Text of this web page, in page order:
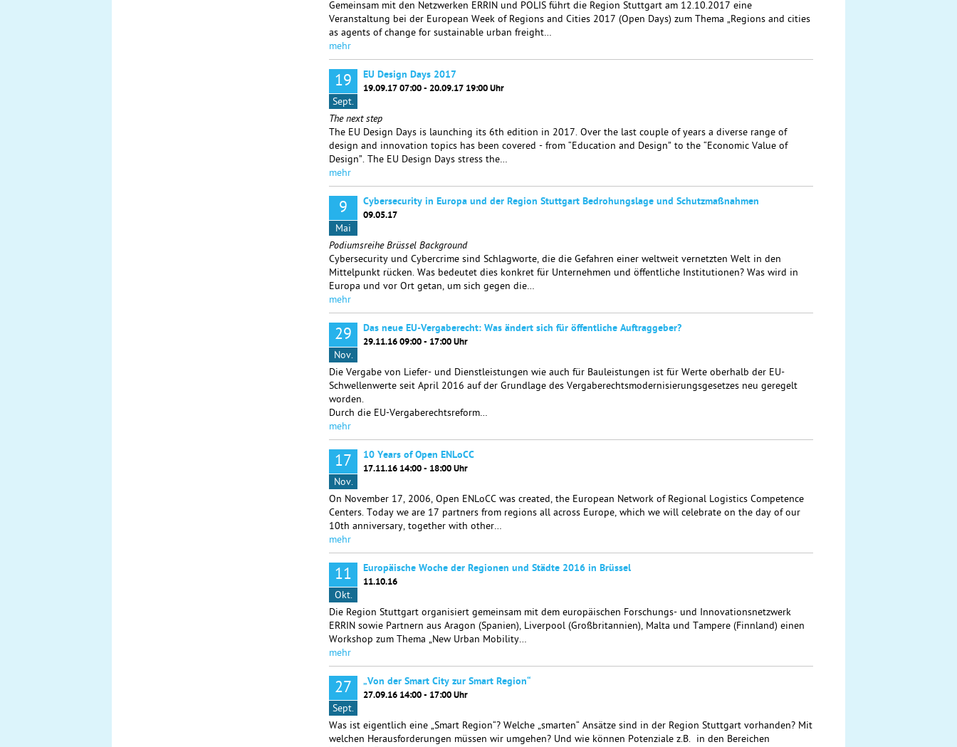
Gemeinsam mit den Netzwerken ERRIN und POLIS führt die Region Stuttgart am 12.10.2017 eine
Veranstaltung bei der European Week of Regions and Cities 2017 (Open Days) zum Thema „Regions and cities
as agents of change for sustainable urban freight…
mehr
19
Sept.
EU Design Days 2017
19.09.17 07:00 - 20.09.17 19:00 Uhr
The next step
The EU Design Days is launching its 6th edition in 2017. Over the last couple of years a diverse range of
design and innovation topics has been covered - from “Education and Design” to the “Economic Value of
Design”. The EU Design Days stress the…
mehr
9
Mai
Cybersecurity in Europa und der Region Stuttgart Bedrohungslage und Schutzmaßnahmen
09.05.17
Podiumsreihe Brüssel Background
Cybersecurity und Cybercrime sind Schlagworte, die die Gefahren einer weltweit vernetzten Welt in den
Mittelpunkt rücken. Was bedeutet dies konkret für Unternehmen und öffentliche Institutionen? Was wird in
Europa und vor Ort getan, um sich gegen die…
mehr
29
Nov.
Das neue EU-Vergaberecht: Was ändert sich für öffentliche Auftraggeber?
29.11.16 09:00 - 17:00 Uhr
Die Vergabe von Liefer- und Dienstleistungen wie auch für Bauleistungen ist für Werte oberhalb der EU-
Schwellenwerte seit April 2016 auf der Grundlage des Vergaberechtsmodernisierungsgesetzes neu geregelt
worden.
Durch die EU-Vergaberechtsreform…
mehr
17
Nov.
10 Years of Open ENLoCC
17.11.16 14:00 - 18:00 Uhr
On November 17, 2006, Open ENLoCC was created, the European Network of Regional Logistics Competence
Centers. Today we are 17 partners from regions all across Europe, which we will celebrate on the day of our
10th anniversary, together with other…
mehr
11
Okt.
Europäische Woche der Regionen und Städte 2016 in Brüssel
11.10.16
Die Region Stuttgart organisiert gemeinsam mit dem europäischen Forschungs- und Innovationsnetzwerk
ERRIN sowie Partnern aus Aragon (Spanien), Liverpool (Großbritannien), Malta und Tampere (Finnland) einen
Workshop zum Thema „New Urban Mobility…
mehr
27
Sept.
„Von der Smart City zur Smart Region“
27.09.16 14:00 - 17:00 Uhr
Was ist eigentlich eine „Smart Region“? Welche „smarten“ Ansätze sind in der Region Stuttgart vorhanden? Mit
welchen Herausforderungen müssen wir umgehen? Und wie können Potenziale z.B. in den Bereichen